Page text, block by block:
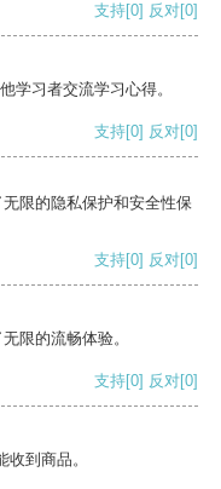
支持[0] 反对[0]
学习者交流学习心得。
支持[0] 反对[0]
限的隐私保护和安全性保
支持[0] 反对[0]
限的流畅体验。
支持[0] 反对[0]
到商品。